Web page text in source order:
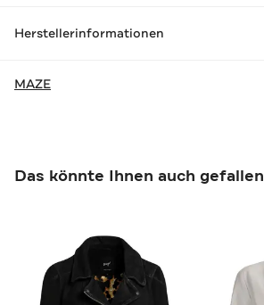
Herstellerinformationen
MAZE
Das könnte Ihnen auch gefallen